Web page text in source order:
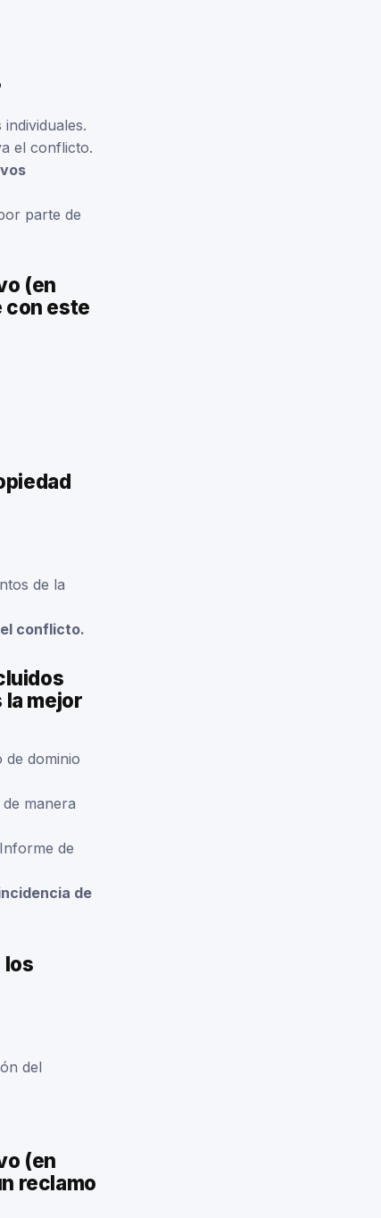
el conflicto.
parte de
(en
con este
de la
conflicto.
la mejor
de dominio
manera
de
de
los
del
(en
reclamo